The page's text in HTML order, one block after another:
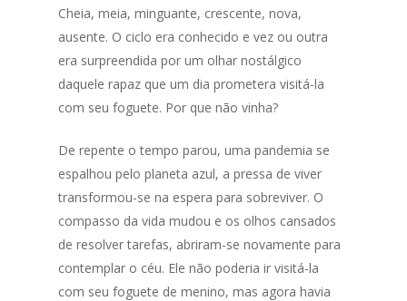
Cheia, meia, minguante, crescente, nova,
ausente. O ciclo era conhecido e vez ou outra
era surpreendida por um olhar nostálgico
daquele rapaz que um dia prometera visitá-la
com seu foguete. Por que não vinha?
De repente o tempo parou, uma pandemia se
espalhou pelo planeta azul, a pressa de viver
transformou-se na espera para sobreviver. O
compasso da vida mudou e os olhos cansados
de resolver tarefas, abriram-se novamente para
contemplar o céu. Ele não poderia ir visitá-la
com seu foguete de menino, mas agora havia